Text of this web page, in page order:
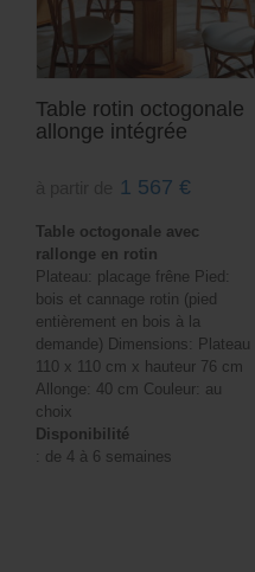
Table rotin octogonale
allonge intégrée
1 567 €
Table octogonale avec
rallonge en rotin
Plateau: placage frêne Pied:
bois et cannage rotin (pied
entièrement en bois à la
demande) Dimensions: Plateau
110 x 110 cm x hauteur 76 cm
Allonge: 40 cm Couleur: au
choix
Disponibilité
: de 4 à 6 semaines